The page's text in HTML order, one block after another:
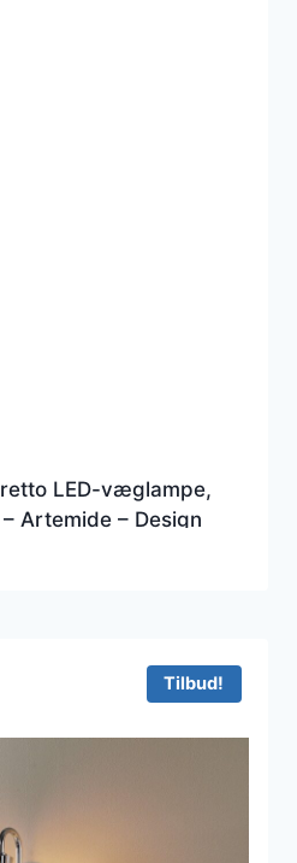
LED-væglampe,
Artemide – Design
Tilbud!